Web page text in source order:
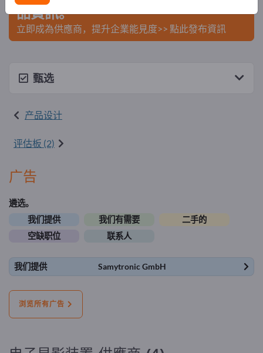
品資訊。
立即成為供應商，提升企業能見度>> 點此發布資訊
甄选
产品设计
评估板 (2)
广告
遴选。
我们提供
我们有需要
二手的
空缺职位
联系人
我们提供 Samytronic GmbH
浏览所有广告